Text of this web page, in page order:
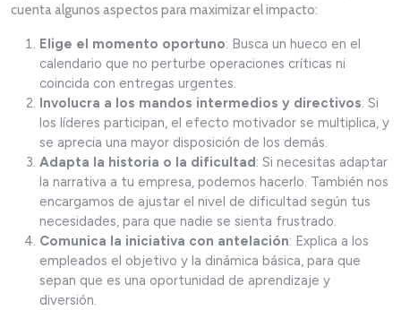
cuenta algunos aspectos para maximizar el impacto:
Elige el momento oportuno: Busca un hueco en el
calendario que no perturbe operaciones críticas ni
coincida con entregas urgentes.
Involucra a los mandos intermedios y directivos: Si
los líderes participan, el efecto motivador se multiplica, y
se aprecia una mayor disposición de los demás.
Adapta la historia o la dificultad : Si necesitas adaptar
la narrativa a tu empresa, podemos hacerlo. También nos
encargamos de ajustar el nivel de dificultad según tus
necesidades, para que nadie se sienta frustrado.
Comunica la iniciativa con antelación: Explica a los
empleados el objetivo y la dinámica básica, para que
sepan que es una oportunidad de aprendizaje y
diversión.